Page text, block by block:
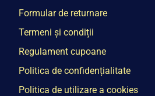
Formular de returnare
Termeni și condiții
Regulament cupoane
Politica de confidențialitate
Politica de utilizare a cookies